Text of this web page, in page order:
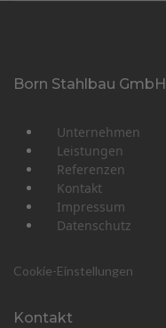
Born Stahlbau GmbH
Unternehmen
Leistungen
Referenzen
Kontakt
Impressum
Datenschutz
Cookie-Einstellungen
Kontakt